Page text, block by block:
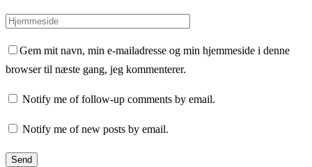
Gem mit navn, min e-mailadresse og min hjemmeside i denne
browser til næste gang, jeg kommenterer.
Notify me of follow-up comments by email.
Notify me of new posts by email.